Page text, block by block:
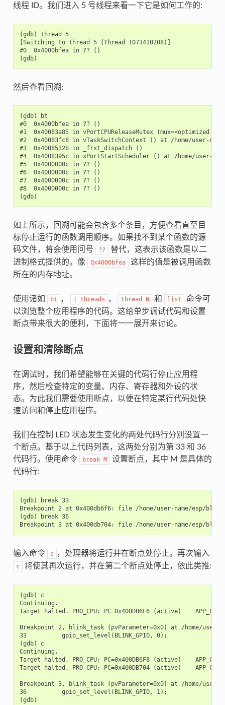
线程 ID。我们进入 5 号线程来看一下它是如何工作的:
(gdb) thread 5
[Switching to thread 5 (Thread 1073410208)]
#0  0x4000bfea in ?? ()
然后查看回溯:
(gdb) bt
#0  0x4000bfea in ?? ()
#1  0x40083a85 in vPortCPUReleaseMutex
#2  0x40083fc8 in vTaskSwitchContext () at /home/user-
#3  0x4008532b in _frxt_dispatch ()
#4  0x4008395c in xPortStartScheduler () at /home/user-
#5  0x4000000c in ?? ()
#6  0x4000000c in ?? ()
#7  0x4000000c in ?? ()
#8  0x4000000c in ?? ()
如上所示，回溯可能会包含多个条目，方便查看直至目
标停止运行的函数调用顺序。如果找不到某个函数的源
码文件，将会使用问号
??
替代，这表示该函数是以二
进制格式提供的。像
0x4000bfea
这样的值是被调用函数
所在的内存地址。
使用诸如 bt ， i threads ， thread N 和 list
命令可
以浏览整个应用程序的代码。这给单步调试代码和设置
断点带来很大的便利，下面将一一展开来讨论。
设置和清除断点
在调试时，我们希望能够在关键的代码行停止应用程
序，然后检查特定的变量、内存、寄存器和外设的状
态。为此我们需要使用断点，以便在特定某行代码处快
速访问和停止应用程序。
我们在控制 LED 状态发生变化的两处代码行分别设置一
个断点。基于以上代码列表，这两处分别为第 33 和 36
代码行。使用命令
break M
设置断点，其中 M 是具体的
代码行:
(gdb) break 33
Breakpoint 2 at 0x400db6f6: file /home/user-name/esp/
(gdb) break 36
输入命令 c ，处理器将运行并在断点处停止。再次输入
c 将使其再次运行，并在第二个断点处停止，依此类推:
(gdb) c
Continuing.
Target halted. PRO_CPU: PC=0x400DB6F6 (active)    APP_CPU:
Breakpoint 2, blink_task (pvParameter=0x0) at /home/
33          gpio_set_level(BLINK_GPIO, 0);
(gdb) c
Continuing.
Target halted. PRO_CPU: PC=0x400DB6F8 (active)    APP_CPU:
Target halted. PRO_CPU: PC=0x400DB704 (active)    APP_CPU:
Breakpoint 3, blink_task (pvParameter=0x0) at /home/
36          gpio_set_level(BLINK_GPIO, 1);